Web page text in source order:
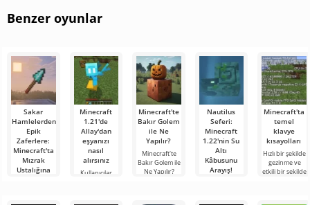
Benzer oyunlar
Sakar
Hamlelerden
Epik
Zaferlere:
Minecraft'ta
Mızrak
Ustalığına
Minecraft
1.21'de
Allay'dan
eşyanızı
nasıl
alırsınız
Kullanıcılar,
Minecraft'te
Bakır Golem
ile Ne
Yapılır?
Minecraft'te
Bakır Golem ile
Ne Yapılır?
Nautilus
Seferi:
Minecraft
1.22'nin Su
Altı
Kâbusunu
Arayış!
Minecraft'ta
temel
klavye
kısayolları
Hızlı bir şekilde
gezinme ve
etkili bir şekilde